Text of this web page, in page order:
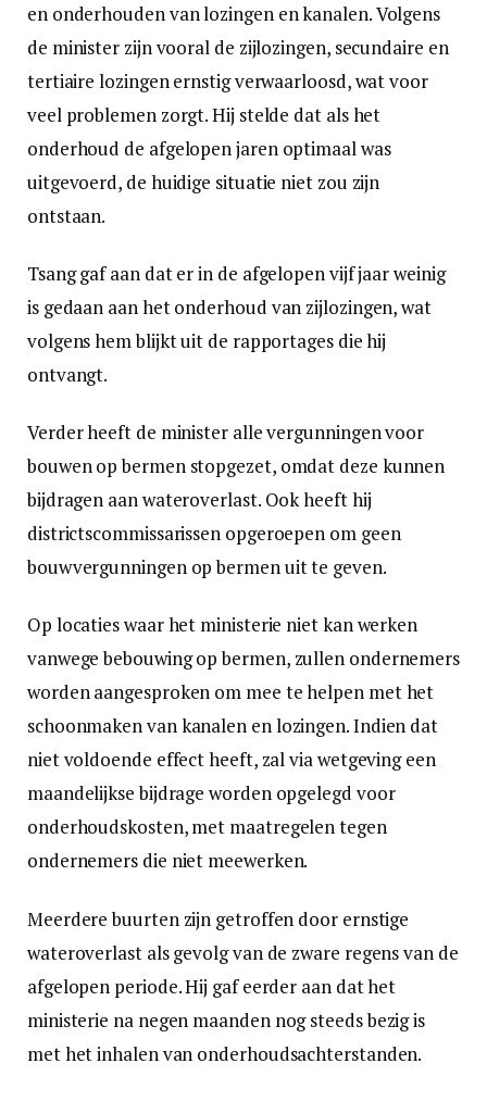
en onderhouden van lozingen en kanalen. Volgens
de minister zijn vooral de zijlozingen, secundaire en
tertiaire lozingen ernstig verwaarloosd, wat voor
veel problemen zorgt. Hij stelde dat als het
onderhoud de afgelopen jaren optimaal was
uitgevoerd, de huidige situatie niet zou zijn
ontstaan.
Tsang gaf aan dat er in de afgelopen vijf jaar weinig
is gedaan aan het onderhoud van zijlozingen, wat
volgens hem blijkt uit de rapportages die hij
ontvangt.
Verder heeft de minister alle vergunningen voor
bouwen op bermen stopgezet, omdat deze kunnen
bijdragen aan wateroverlast. Ook heeft hij
districtscommissarissen opgeroepen om geen
bouwvergunningen op bermen uit te geven.
Op locaties waar het ministerie niet kan werken
vanwege bebouwing op bermen, zullen ondernemers
worden aangesproken om mee te helpen met het
schoonmaken van kanalen en lozingen. Indien dat
niet voldoende effect heeft, zal via wetgeving een
maandelijkse bijdrage worden opgelegd voor
onderhoudskosten, met maatregelen tegen
ondernemers die niet meewerken.
Meerdere buurten zijn getroffen door ernstige
wateroverlast als gevolg van de zware regens van de
afgelopen periode. Hij gaf eerder aan dat het
ministerie na negen maanden nog steeds bezig is
met het inhalen van onderhoudsachterstanden.